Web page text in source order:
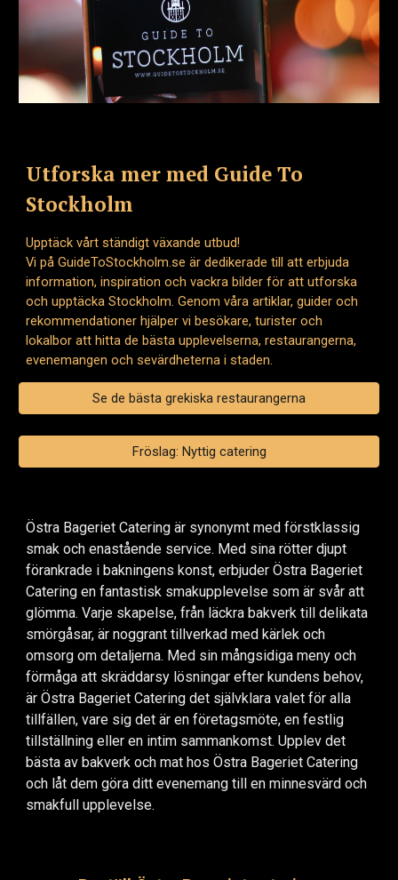
Utforska mer med Guide To
Stockholm
Upptäck vårt ständigt växande utbud!
Vi på GuideToStockholm.se är dedikerade till att erbjuda
information, inspiration och vackra bilder för att utforska
och upptäcka Stockholm. Genom våra artiklar, guider och
rekommendationer hjälper vi besökare, turister och
lokalbor att hitta de bästa upplevelserna, restaurangerna,
evenemangen och sevärdheterna i staden.
Se de bästa grekiska restaurangerna
Fröslag: Nyttig catering
Östra Bageriet Catering är synonymt med förstklassig
smak och enastående service. Med sina rötter djupt
förankrade i bakningens konst, erbjuder Östra Bageriet
Catering en fantastisk smakupplevelse som är svår att
glömma. Varje skapelse, från läckra bakverk till delikata
smörgåsar, är noggrant tillverkad med kärlek och
omsorg om detaljerna. Med sin mångsidiga meny och
förmåga att skräddarsy lösningar efter kundens behov,
är Östra Bageriet Catering det självklara valet för alla
tillfällen, vare sig det är en företagsmöte, en festlig
tillställning eller en intim sammankomst. Upplev det
bästa av bakverk och mat hos Östra Bageriet Catering
och låt dem göra ditt evenemang till en minnesvärd och
smakfull upplevelse.